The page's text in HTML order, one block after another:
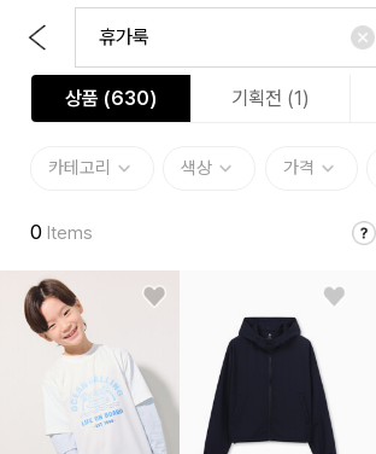
상품 (630) 기획전 (1)
카테고리 색상 가격
0 Items